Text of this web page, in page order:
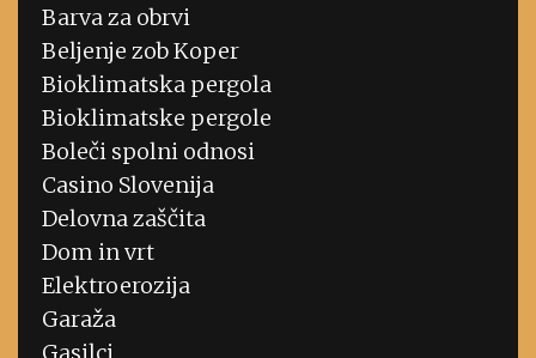
Barva za obrvi
Beljenje zob Koper
Bioklimatska pergola
Bioklimatske pergole
Boleči spolni odnosi
Casino Slovenija
Delovna zaščita
Dom in vrt
Elektroerozija
Garaža